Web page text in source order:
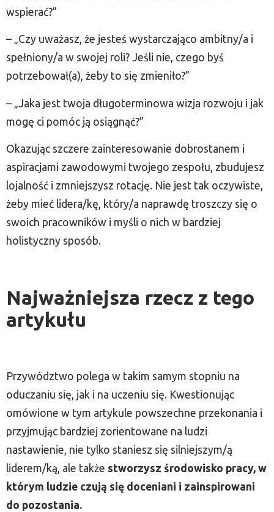
wspierać?”
– „Czy uważasz, że jesteś wystarczająco ambitny/a i
spełniony/a w swojej roli? Jeśli nie, czego byś
potrzebował(a), żeby to się zmieniło?”
– „Jaka jest twoja długoterminowa wizja rozwoju i jak
mogę ci pomóc ją osiągnąć?”
Okazując szczere zainteresowanie dobrostanem i
aspiracjami zawodowymi twojego zespołu, zbudujesz
lojalność i zmniejszysz rotację. Nie jest tak oczywiste,
żeby mieć lidera/kę, który/a naprawdę troszczy się o
swoich pracowników i myśli o nich w bardziej
holistyczny sposób.
Najważniejsza rzecz z tego
artykułu
Przywództwo polega w takim samym stopniu na
oduczaniu się, jak i na uczeniu się. Kwestionując
omówione w tym artykule powszechne przekonania i
przyjmując bardziej zorientowane na ludzi
nastawienie, nie tylko staniesz się silniejszym/ą
liderem/ką, ale także stworzysz środowisko pracy, w
którym ludzie czują się doceniani i zainspirowani
do pozostania.